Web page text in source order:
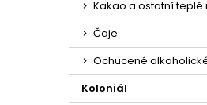
Kakao a ostatní teplé
Čaje
Ochucené
Koloniál